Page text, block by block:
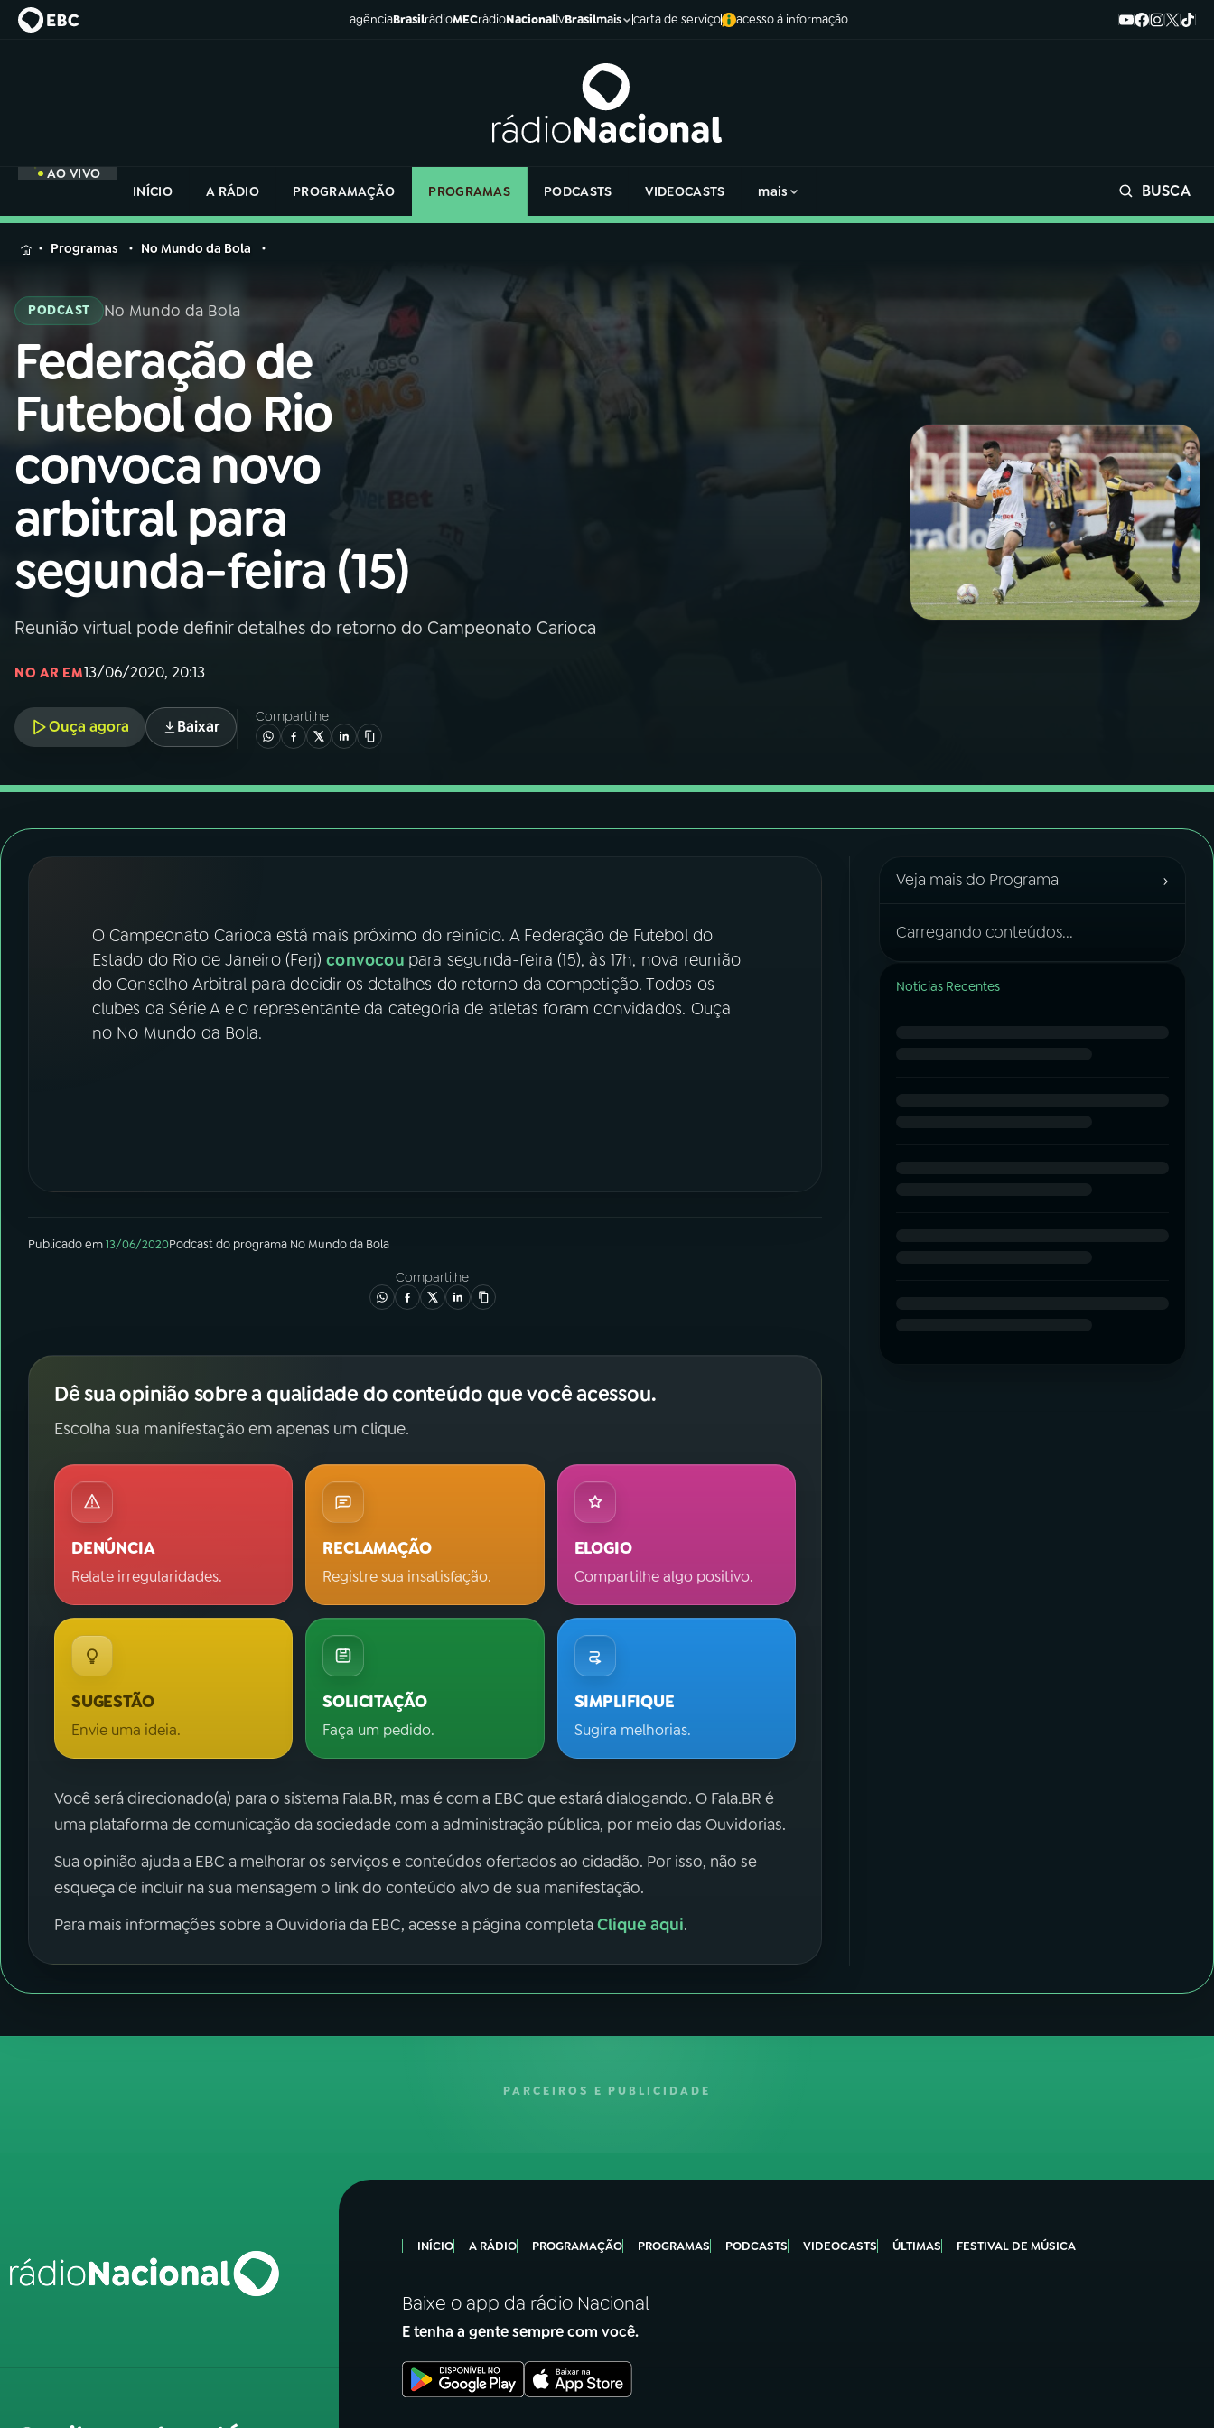
agênciaBrasilrádioMECrádioNacionaltvBrasilmais carta de serviço acesso à informação
AO VIVO
INÍCIO
A RÁDIO PROGRAMAÇÃO PROGRAMAS PODCASTS VIDEOCASTS mais BUSCA
MENU
Buscar
na
Rádio
Nacional
Buscar
AO VIVO
01 INÍCIO
02A RÁDIO
03 PROGRAMAÇÃO
04PROGRAMAS
ACOMPANHE A RÁDIO NACIONAL
YouTube Facebook
Instagram X
na
Rádio
Programas No Mundo da Bola
PODCAST No Mundo da Bola
Federação de
Futebol do Rio
convoca novo
arbitral para
segunda-feira (15)
Reunião virtual pode definir detalhes do retorno do Campeonato Carioca
NO AR EM13/06/2020, 20:13
Ouça agora Baixar
Compartilhe
O Campeonato Carioca está mais próximo do reinício. A Federação de Futebol do
Estado do Rio de Janeiro (Ferj)convocou para segunda-feira (15), às 17h, nova reunião
do Conselho Arbitral para decidir os detalhes do retorno da competição. Todos os
clubes da Série A e o representante da categoria de atletas foram convidados. Ouça
no No Mundo da Bola.
Publicado em13/06/2020Podcastdo programa No Mundo da Bola
Compartilhe
Dê sua opinião sobre a qualidade do conteúdo que você acessou.
Escolha sua manifestação em apenas um clique.
DENÚNCIA
Relate irregularidades.
RECLAMAÇÃO
Registre sua insatisfação.
ELOGIO
Compartilhe algo positivo.
SUGESTÃO
Envie uma ideia.
SOLICITAÇÃO
Faça um pedido.
SIMPLIFIQUE
Sugira melhorias.
Você será direcionado(a) para o sistema Fala.BR, mas é com a EBC que estará dialogando. O Fala.BR é
uma plataforma de comunicação da sociedade com a administração pública, por meio das Ouvidorias.
Sua opinião ajuda a EBC a melhorar os serviços e conteúdos ofertados ao cidadão. Por isso, não se
esqueça de incluir na sua mensagem o link do conteúdo alvo de sua manifestação.
Para mais informações sobre a Ouvidoria da EBC, acesse a página completaClique aqui.
Veja mais do Programa ›
Carregando conteúdos...
Notícias Recentes
PARCEIROS E PUBLICIDADE
INÍCIO A RÁDIO PROGRAMAÇÃO PROGRAMAS PODCASTS VIDEOCASTS ÚLTIMAS FESTIVAL DE MÚSICA
Baixe o app da rádio Nacional
E tenha a gente sempre com você.